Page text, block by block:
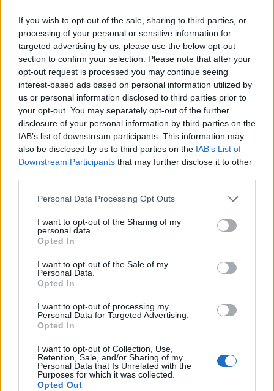
If you wish to opt-out of the sale, sharing to third parties, or
processing of your personal or sensitive information for
targeted advertising by us, please use the below opt-out
section to confirm your selection. Please note that after your
opt-out request is processed you may continue seeing
interest-based ads based on personal information utilized by
us or personal information disclosed to third parties prior to
your opt-out. You may separately opt-out of the further
disclosure of your personal information by third parties on the
IAB’s list of downstream participants. This information may
also be disclosed by us to third parties on the IAB’s List of
Downstream Participants that may further disclose it to other
Personal Data Processing Opt Outs
I want to opt-out of the Sharing of my
personal data.
Opted In
I want to opt-out of the Sale of my
Personal Data.
Opted In
I want to opt-out of processing my
Personal Data for Targeted Advertising.
Opted In
I want to opt-out of Collection, Use,
Retention, Sale, and/or Sharing of my
Personal Data that Is Unrelated with the
Purposes for which it was collected.
Opted Out
Αναλυτικά οι δηλώσεις του:
«Πολύ χαρούμενος για το αποτέλεσμα, θα
παλέψουμε μέχρι το τέλος, έπρεπε να έχουμε
περισσότερους πόντους. Έτσι πρέπει να
παίζουμε, κάναμε το τέλειο ματς. Είμαι
σίγουρος πως αξίζαμε να έχουμε
περισσότερους πόντους. Δεν έχει καμία
σημασία που χρεώθηκε το γκολ ως αυτογκόλ,
σημασία έχει πως κερδίσαμε. Δέχτηκα ένα
χτύπημα λίγο πριν το γκολ αλλά όλα καλά».
ΣΧΟΛΙΑΣΤΕ
Εξαιρετική η φιλοξενία των Αλβανών
ΠΑΝΑΙΤΩΛΙΚΟΣ